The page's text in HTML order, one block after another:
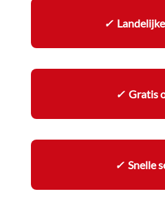
✓
✓Gratis
✓Snelle